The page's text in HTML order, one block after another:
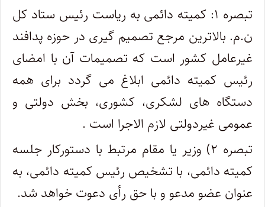
تبصره ۱ : کمیته دائمی به ریاست رئیس ستاد کل
ن.م. بالاترین مرجع تصمیم گیری در حوزه پدافند
غیرعامل کشور است که تصمیمات آن با امضای
رئیس کمیته دائمی ابلاغ می گردد برای همه
دستگاه های لشکری، کشوری، بخش دولتی و
عمومی غیردولتی لازم الاجرا است .
تبصره ۲)
وزیر یا مقام مرتبط با دستورکار جلسه
کمیته دائمی، با تشخیص رئیس کمیته دائمی، به
عنوان عضو مدعو و با حق رأی دعوت خواهد شد.